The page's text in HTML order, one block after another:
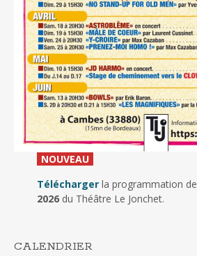
NOUVEAU_
Télécharger la programmation de
2026du Théâtre Le Jonchet.
CALENDRIER